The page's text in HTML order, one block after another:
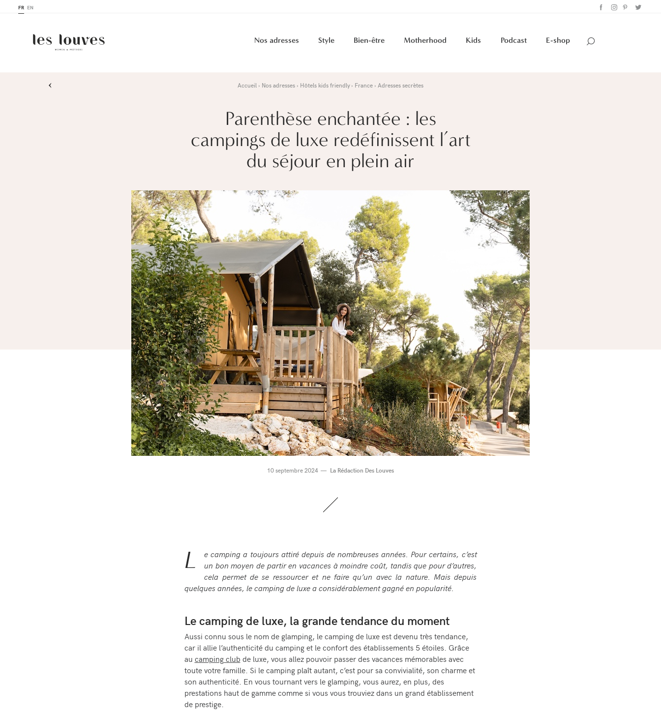
FR EN
Nos adresses Style Bien-être Motherhood Kids Podcast E-shop
› Accueil Nos adresses Hôtels kids friendly France Adresses secrètes
Parenthèse enchantée : les
campings de luxe redéfinissent l’art
du séjour en plein air
10 septembre 2024 La Rédaction Des Louves
L
e camping a toujours attiré depuis de nombreuses années. Pour certains, c’est
un bon moyen de partir en vacances à moindre coût, tandis que pour d’autres,
cela permet de se ressourcer et ne faire qu’un avec la nature. Mais depuis
quelques années, le camping de luxe a considérablement gagné en popularité.
Le camping de luxe, la grande tendance du moment
Aussi connu sous le nom de glamping, le camping de luxe est devenu très tendance,
car il allie l’authenticité du camping et le confort des établissements 5 étoiles. Grâce
au camping club de luxe, vous allez pouvoir passer des vacances mémorables avec
toute votre famille. Si le camping plaît autant, c’est pour sa convivialité, son charme et
son authenticité. En vous tournant vers le glamping, vous aurez, en plus, des
prestations haut de gamme comme si vous vous trouviez dans un grand établissement
de prestige.